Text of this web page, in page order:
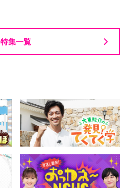
特集一覧